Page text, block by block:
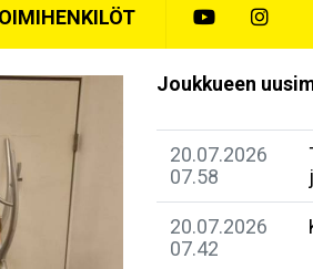
Joukkueen
20.07.2026
07.58
20.07.2026
07.42